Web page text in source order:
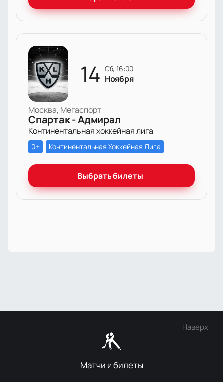
14 сб, 16:00
Ноября
Москва, Мегаспорт
Спартак - Адмирал
Континентальная хоккейная лига
0+ Континентальная Хоккейная Лига
Выбрать билеты
Наверх
Матчи и билеты